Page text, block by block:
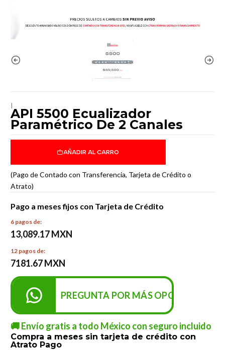
|
API 5500 Ecualizador
Paramétrico De 2 Canales
AÑADIR AL CARRO
(Pago de Contado con Transferencia, Tarjeta de Crédito o
Atrato)
Pago a meses fijos con Tarjeta de Crédito
6 pagos de:
13,089.17 MXN
12 pagos de:
7181.67 MXN
PREGUNTA POR MÁS OPCIONES DE
🚚 Envío gratis a todo México con seguro incluido
Compra a meses sin tarjeta de crédito con
Atrato Pago